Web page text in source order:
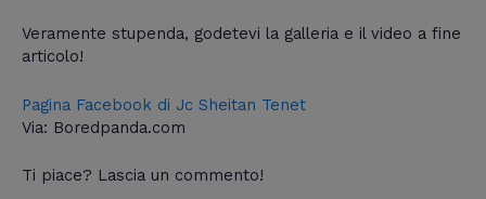
Veramente stupenda, godetevi la galleria e il video a fine
articolo!
Pagina Facebook di Jc Sheitan Tenet
Via: Boredpanda.com
Ti piace? Lascia un commento!